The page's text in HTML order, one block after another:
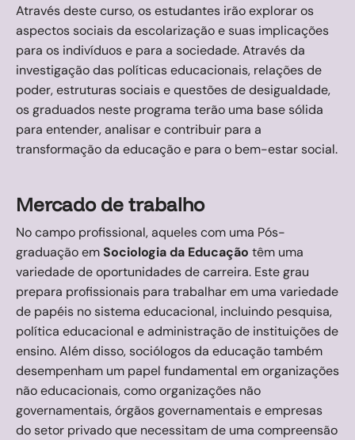
Através deste curso, os estudantes irão explorar os
aspectos sociais da escolarização e suas implicações
para os indivíduos e para a sociedade. Através da
investigação das políticas educacionais, relações de
poder, estruturas sociais e questões de desigualdade,
os graduados neste programa terão uma base sólida
para entender, analisar e contribuir para a
transformação da educação e para o bem-estar social.
Mercado de trabalho
No campo profissional, aqueles com uma Pós-
graduação emSociologia da Educação têm uma
variedade de oportunidades de carreira. Este grau
prepara profissionais para trabalhar em uma variedade
de papéis no sistema educacional, incluindo pesquisa,
política educacional e administração de instituições de
ensino. Além disso, sociólogos da educação também
desempenham um papel fundamental em organizações
não educacionais, como organizações não
governamentais, órgãos governamentais e empresas
do setor privado que necessitam de uma compreensão